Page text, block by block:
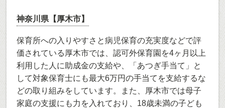
神奈川県【厚木市】
保育所への入りやすさと病児保育の充実度などで評
価されている厚木市では、認可外保育園を4ヶ月以上
利用した人に助成金の支給や、「あつぎ手当て」と
して対象保育士にも最大6万円の手当てを支給するな
どの取り組みをしています。また、厚木市では母子
家庭の支援にも力を入れており、18歳未満の子ども